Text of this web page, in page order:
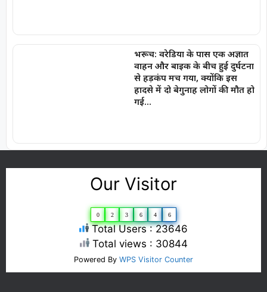
भरूच: वरेडिया के पास एक अज्ञात
वाहन और बाइक के बीच हुई दुर्घटना
से हड़कंप मच गया, क्योंकि इस
हादसे में दो बेगुनाह लोगों की मौत हो
गई…
Our Visitor
0 2 3 6 4 6
Total Users : 23646
Total views : 30844
Powered By WPS Visitor Counter